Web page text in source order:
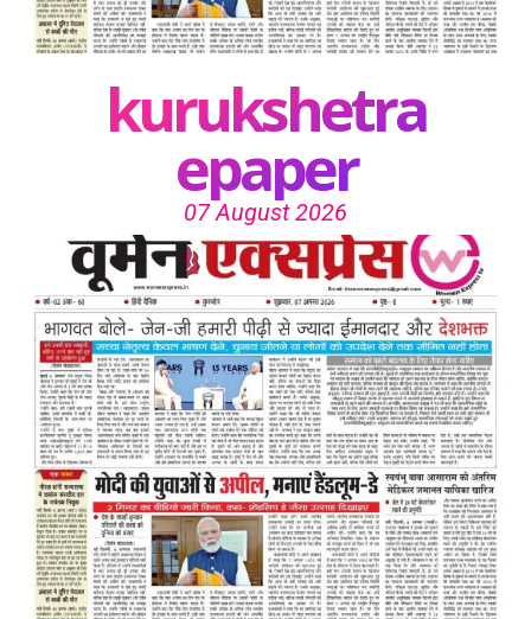
kurukshetra
epaper
07 August 2026